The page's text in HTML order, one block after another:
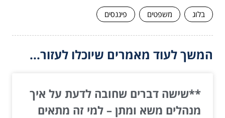
בלוג משפטים פיננסים
המשך לעוד מאמרים שיוכלו לעזור...
**שישה דברים שחובה לדעת על איך
מנהלים משא ומתן – למי זה מתאים